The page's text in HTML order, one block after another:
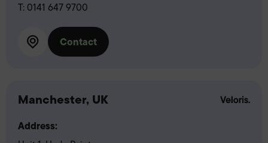
T: 0141 647 9700
Contact
Manchester, UK
Address: